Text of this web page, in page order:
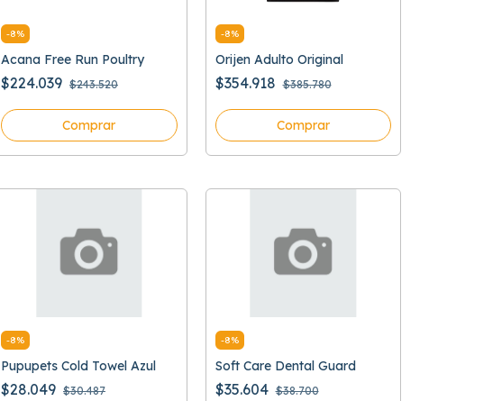
-8%
Acana Free Run Poultry
$224.039 $243.520
Comprar
-8%
Orijen Adulto Original
$354.918 $385.780
Comprar
-8%
Pupupets Cold Towel Azul
$28.049 $30.487
-8%
Soft Care Dental Guard
$35.604 $38.700